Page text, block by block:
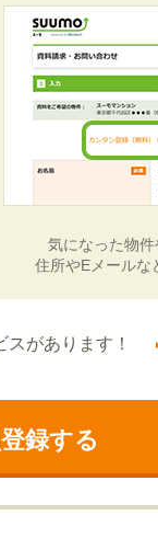
気になった物件
住所やEメールな
があります！
録する